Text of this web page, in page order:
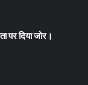
पर दिया जोर।